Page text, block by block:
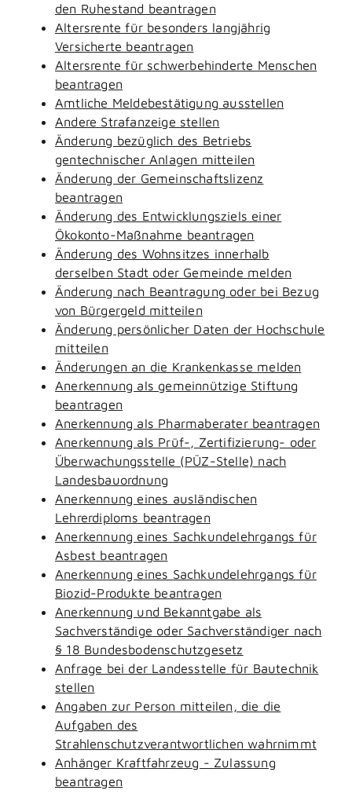
den Ruhestand beantragen
Altersrente für besonders langjährig
Versicherte beantragen
Altersrente für schwerbehinderte Menschen
beantragen
Amtliche Meldebestätigung ausstellen
Andere Strafanzeige stellen
Änderung bezüglich des Betriebs
gentechnischer Anlagen mitteilen
Änderung der Gemeinschaftslizenz
beantragen
Änderung des Entwicklungsziels einer
Ökokonto-Maßnahme beantragen
Änderung des Wohnsitzes innerhalb
derselben Stadt oder Gemeinde melden
Änderung nach Beantragung oder bei Bezug
von Bürgergeld mitteilen
Änderung persönlicher Daten der Hochschule
mitteilen
Änderungen an die Krankenkasse melden
Anerkennung als gemeinnützige Stiftung
beantragen
Anerkennung als Pharmaberater beantragen
Anerkennung als Prüf-, Zertifizierung- oder
Überwachungsstelle (PÜZ-Stelle) nach
Landesbauordnung
Anerkennung eines ausländischen
Lehrerdiploms beantragen
Anerkennung eines Sachkundelehrgangs für
Asbest beantragen
Anerkennung eines Sachkundelehrgangs für
Biozid-Produkte beantragen
Anerkennung und Bekanntgabe als
Sachverständige oder Sachverständiger nach
§ 18 Bundesbodenschutzgesetz
Anfrage bei der Landesstelle für Bautechnik
stellen
Angaben zur Person mitteilen, die die
Aufgaben des
Strahlenschutzverantwortlichen wahrnimmt
Anhänger Kraftfahrzeug - Zulassung
beantragen